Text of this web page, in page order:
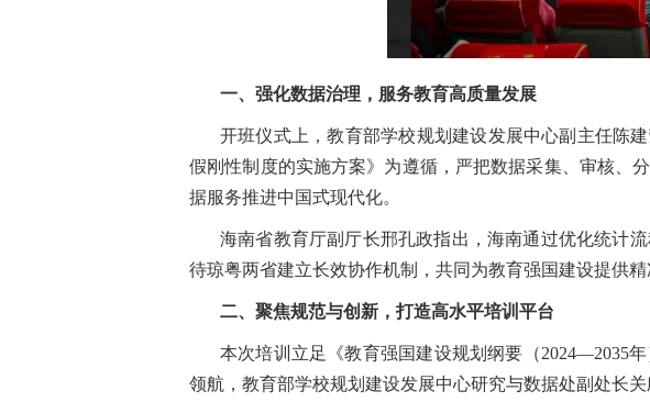
一、强化数据治理，服务教育高质量发展
开班仪式上，教育部学校规划建设发展中心副主任陈
假刚性制度的实施方案》为遵循，严把数据采集、审核、
据服务推进中国式现代化。
海南省教育厅副厅长邢孔政指出，海南通过优化统计
待琼粤两省建立长效协作机制，共同为教育强国建设提供精
二、聚焦规范与创新，打造高水平培训平台
本次培训立足《教育强国建设规划纲要（2024—2035
领航，教育部学校规划建设发展中心研究与数据处副处长